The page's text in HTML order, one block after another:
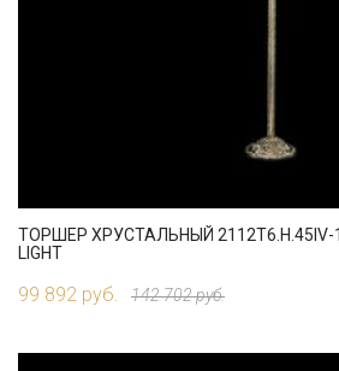
ТОРШЕР ХРУСТАЛЬНЫЙ 2112T6.H.45IV-
LIGHT
99 892 руб. 142 702 руб.